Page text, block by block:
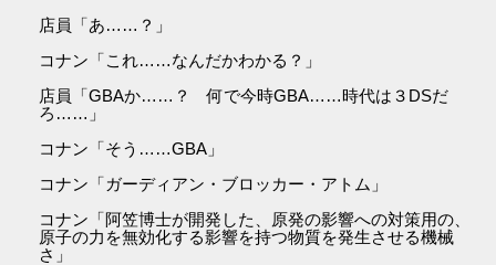
店員「あ……？」
コナン「これ……なんだかわかる？」
店員「GBAか……？ 何で今時GBA……時代は３DSだ
ろ……」
コナン「そう……GBA」
コナン「ガーディアン・ブロッカー・アトム」
コナン「阿笠博士が開発した、原発の影響への対策用の、
原子の力を無効化する影響を持つ物質を発生させる機械
さ」